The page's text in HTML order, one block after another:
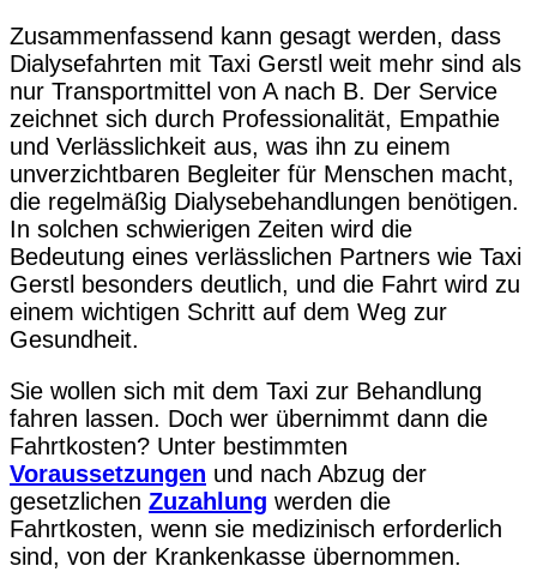
Zusammenfassend kann gesagt werden, dass
Dialysefahrten mit Taxi Gerstl weit mehr sind als
nur Transportmittel von A nach B. Der Service
zeichnet sich durch Professionalität, Empathie
und Verlässlichkeit aus, was ihn zu einem
unverzichtbaren Begleiter für Menschen macht,
die regelmäßig Dialysebehandlungen benötigen.
In solchen schwierigen Zeiten wird die
Bedeutung eines verlässlichen Partners wie Taxi
Gerstl besonders deutlich, und die Fahrt wird zu
einem wichtigen Schritt auf dem Weg zur
Gesundheit.
Sie wollen sich mit dem Taxi zur Behandlung
fahren lassen. Doch wer übernimmt dann die
Fahrtkosten? Unter bestimmten
Voraussetzungen und nach Abzug der
gesetzlichen Zuzahlung werden die
Fahrtkosten, wenn sie medizinisch erforderlich
sind, von der Krankenkasse übernommen.